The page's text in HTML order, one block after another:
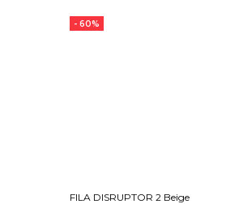
- 60%
FILA DISRUPTOR 2 Beige